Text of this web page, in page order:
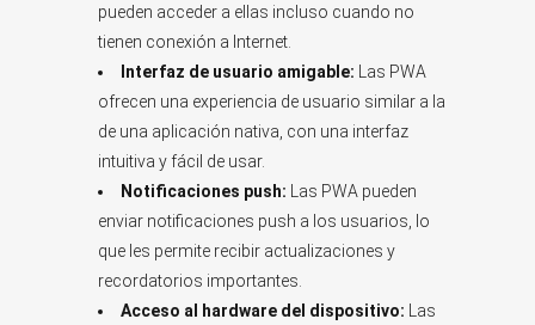
pueden acceder a ellas incluso cuando no
tienen conexión a Internet.
Interfaz de usuario amigable: Las PWA
ofrecen una experiencia de usuario similar a la
de una aplicación nativa, con una interfaz
intuitiva y fácil de usar.
Notificaciones push: Las PWA pueden
enviar notificaciones push a los usuarios, lo
que les permite recibir actualizaciones y
recordatorios importantes.
Acceso al hardware del dispositivo: Las